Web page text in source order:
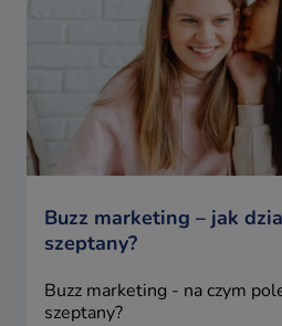
Buzz marketing – jak
szeptany?
Buzz marketing - na czym
szeptany?